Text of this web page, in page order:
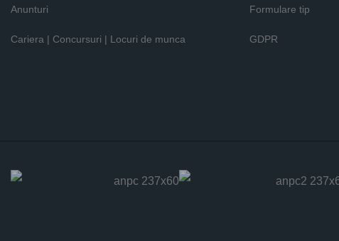
Anunturi
Cariera | Concursuri | Locuri de munca
Formulare tip
GDPR